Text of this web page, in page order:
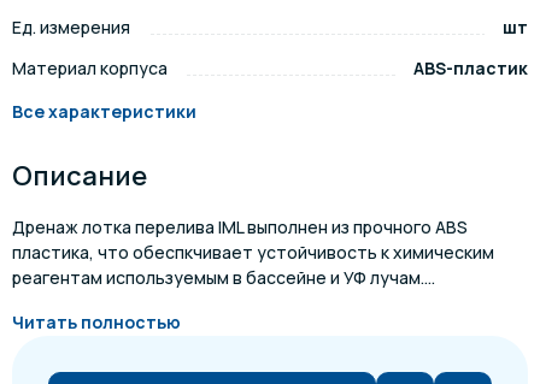
Ед. измерения
шт
Материал корпуса
ABS-пластик
Все характеристики
Описание
Дренаж лотка перелива IML выполнен из прочного ABS
пластика, что обеспкчивает устойчивость к химическим
реагентам используемым в бассейне и УФ лучам....
Читать полностью